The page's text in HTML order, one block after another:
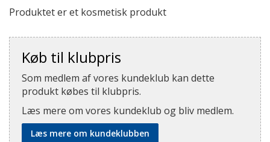
Produktet er et kosmetisk produkt
Køb til klubpris
Som medlem af vores kundeklub kan dette
produkt købes til klubpris.
Læs mere om vores kundeklub og bliv medlem.
Læs mere om kundeklubben